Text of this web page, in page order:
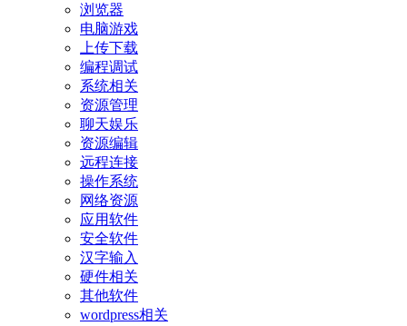
浏览器
电脑游戏
上传下载
编程调试
系统相关
资源管理
聊天娱乐
资源编辑
远程连接
操作系统
网络资源
应用软件
安全软件
汉字输入
硬件相关
其他软件
wordpress相关